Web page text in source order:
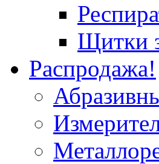
Щитки
Распродажа!